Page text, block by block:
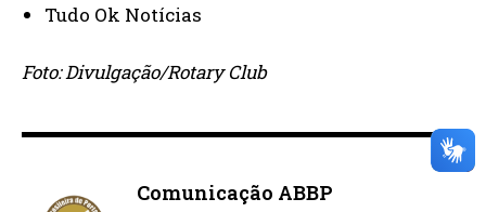
Tudo Ok Notícias
Foto: Divulgação/Rotary Club
Comunicação ABBP